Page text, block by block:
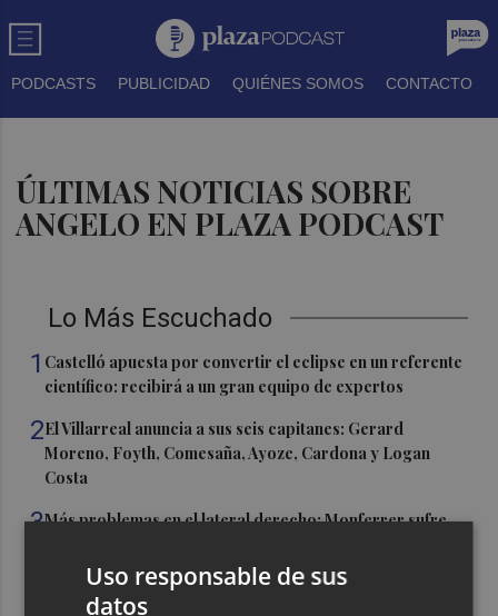
PODCASTS PUBLICIDAD QUIÉNES SOMOS CONTACTO
ÚLTIMAS NOTICIAS SOBRE
ANGELO EN PLAZA PODCAST
Lo Más Escuchado
1 Castelló apuesta por convertir el eclipse en un referente
científico: recibirá a un gran equipo de expertos
2El Villarreal anuncia a sus seis capitanes: Gerard
Moreno, Foyth, Comesaña, Ayoze, Cardona y Logan
Costa
3Más problemas en el lateral derecho: Monferrer sufre
San Javier da viabilidad al nuevo contrato del transporte
urbano y a un hotel de cuatro estrellas en La Manga con
Uso responsable de sus
datos